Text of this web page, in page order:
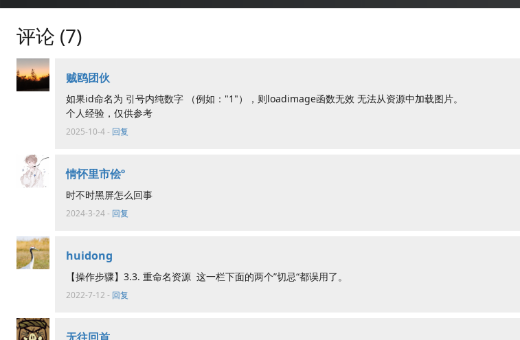
评论 (7)
贼鸥团伙
如果id命名为 引号内纯数字 （例如："1"），则loadimage函数无效 无法从资源中加载图片。
个人经验，仅供参考
2025-10-4- 回复
情怀里市侩º
时不时黑屏怎么回事
2024-3-24- 回复
huidong
【操作步骤】3.3. 重命名资源 这一栏下面的两个”切忌“都误用了。
2022-7-12 - 回复